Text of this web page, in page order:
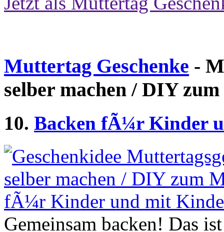
Muttertag Geschenke -
selber machen / DIY
10. Backen fÃ¼r Kinder
Gemeinsam backen! Das